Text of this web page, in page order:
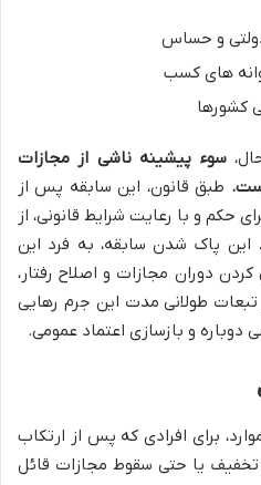
و حساس
های کسب
کشورها
سوء پیشینه ناشی از مجازات
طبق قانون، این سابقه پس از
حکم و با رعایت شرایط قانونی، از
پاک شدن سابقه، به فرد این
دوران مجازات و اصلاح رفتار،
تبعات طولانی مدت این جرم رهایی
و بازسازی اعتماد عمومی.
برای افرادی که پس از ارتکاب
تخفیف یا حتی سقوط مجازات قائل